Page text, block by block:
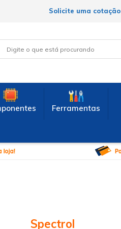
Solicite uma cotação
Ferramentas
Spectrol